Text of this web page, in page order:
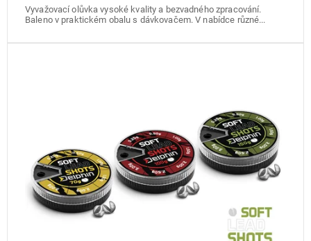
Vyvažovací olůvka vysoké kvality a bezvadného zpracování.
Baleno v praktickém obalu s dávkovačem. V nabídce různé...